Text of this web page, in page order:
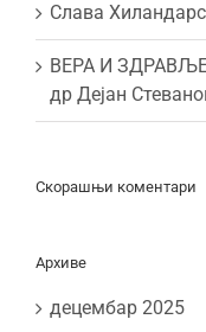
Слава
ВЕРА И
др Дејан
Скорашњи коментари
Архиве
децембар 2025